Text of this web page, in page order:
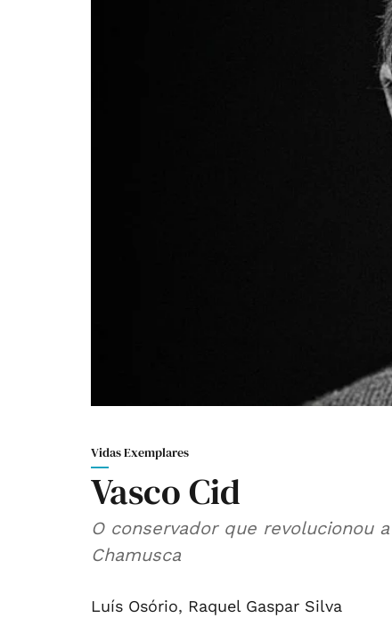
Vidas Exemplares
Vasco Cid
O conservador que revolucionou
Chamusca
Luís Osório, Raquel Gaspar Silva